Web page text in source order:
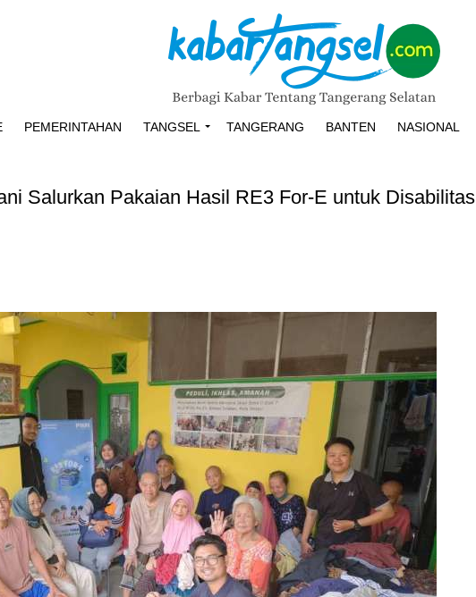
PEMERINTAHAN TANGSEL TANGERANG BANTEN NASIONAL
Salurkan Pakaian Hasil RE3 For-E untuk Disabilitas